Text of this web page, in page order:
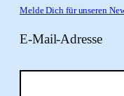
Melde Dich für unseren
E-Mail-Adresse